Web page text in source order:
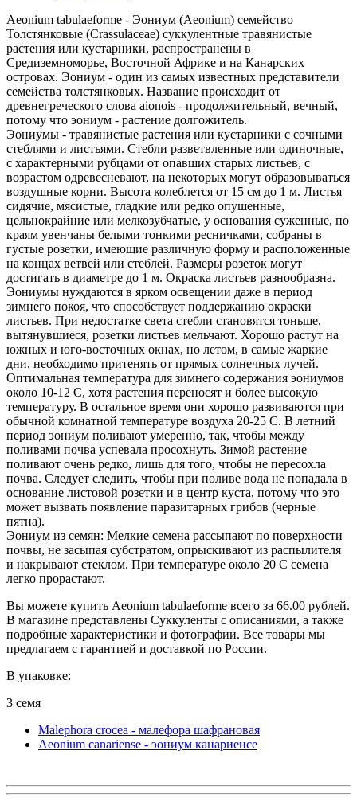
Aeonium tabulaeforme - Эониум (Aeonium) семейство
Толстянковые (Crassulaceae) суккулентные травянистые
растения или кустарники, распространены в
Средиземноморье, Восточной Африке и на Канарских
островах. Эониум - один из самых известных представители
семейства толстянковых. Название происходит от
древнегреческого слова aionois - продолжительный, вечный,
потому что эониум - растение долгожитель.
Эониумы - травянистые растения или кустарники с сочными
стеблями и листьями. Стебли разветвленные или одиночные,
с характерными рубцами от опавших старых листьев, с
возрастом одревесневают, на некоторых могут образовываться
воздушные корни. Высота колеблется от 15 см до 1 м. Листья
сидячие, мясистые, гладкие или редко опушенные,
цельнокрайние или мелкозубчатые, у основания суженные, по
краям увенчаны белыми тонкими ресничками, собраны в
густые розетки, имеющие различную форму и расположенные
на концах ветвей или стеблей. Размеры розеток могут
достигать в диаметре до 1 м. Окраска листьев разнообразна.
Эониумы нуждаются в ярком освещении даже в период
зимнего покоя, что способствует поддержанию окраски
листьев. При недостатке света стебли становятся тоньше,
вытянувшиеся, розетки листьев мельчают. Хорошо растут на
южных и юго-восточных окнах, но летом, в самые жаркие
дни, необходимо притенять от прямых солнечных лучей.
Оптимальная температура для зимнего содержания эониумов
около 10-12 C, хотя растения переносят и более высокую
температуру. В остальное время они хорошо развиваются при
обычной комнатной температуре воздуха 20-25 C. В летний
период эониум поливают умеренно, так, чтобы между
поливами почва успевала просохнуть. Зимой растение
поливают очень редко, лишь для того, чтобы не пересохла
почва. Следует следить, чтобы при поливе вода не попадала в
основание листовой розетки и в центр куста, потому что это
может вызвать появление паразитарных грибов (черные
пятна).
Эониум из семян: Мелкие семена рассыпают по поверхности
почвы, не засыпая субстратом, опрыскивают из распылителя
и накрывают стеклом. При температуре около 20 C семена
легко прорастают.
Вы можете купить Aeonium tabulaeforme всего за 66.00 рублей.
В магазине представлены Суккуленты с описаниями, а также
подробные характеристики и фотографии. Все товары мы
предлагаем с гарантией и доставкой по России.
В упаковке:
3 семя
Malephora crocea - малефора шафрановая
Aeonium canariense - эониум канариенсе